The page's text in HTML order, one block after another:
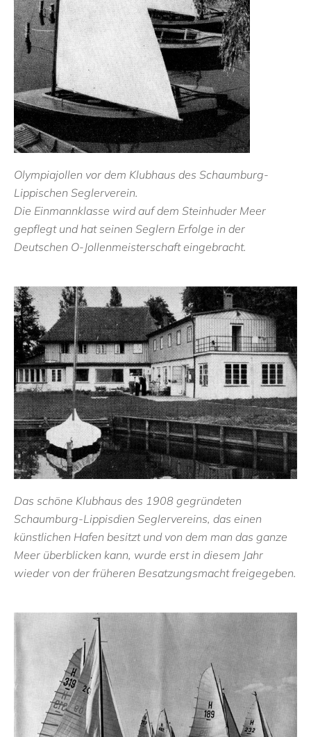
Olympiajollen vor dem Klubhaus des Schaumburg-
Lippischen Seglerverein.
Die Einmannklasse wird auf dem Steinhuder Meer
gepflegt und hat seinen Seglern Erfolge in der
Deutschen O-Jollenmeisterschaft eingebracht.
Das schöne Klubhaus des 1908 gegründeten
Schaumburg-Lippisdien Seglervereins, das einen
künstlichen Hafen besitzt und von dem man das ganze
Meer überblicken kann, wurde erst in diesem Jahr
wieder von der früheren Besatzungsmacht freigegeben.